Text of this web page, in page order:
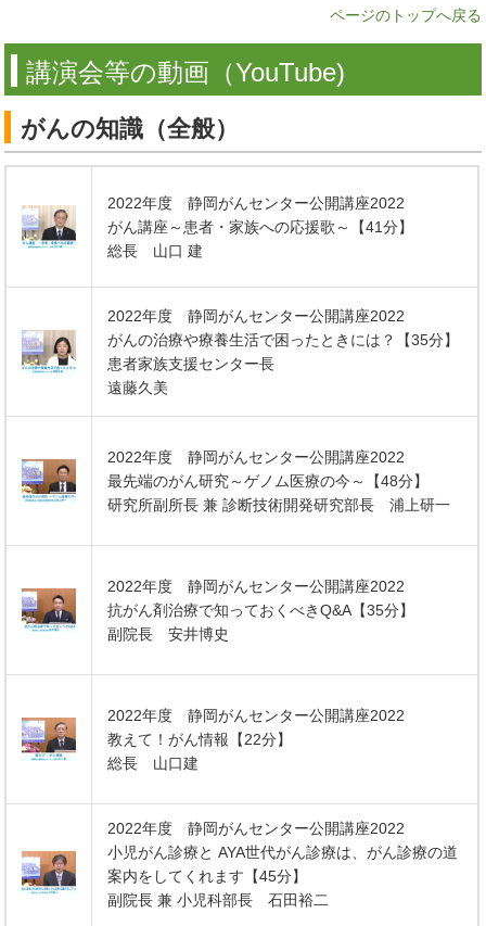
ページのトップへ戻る
講演会等の動画（YouTube)
がんの知識（全般）
2022年度 静岡がんセンター公開講座2022
がん講座～患者・家族への応援歌～【41分】
総長 山口 建
2022年度 静岡がんセンター公開講座2022
がんの治療や療養生活で困ったときには？【35分】
患者家族支援センター長
遠藤久美
2022年度 静岡がんセンター公開講座2022
最先端のがん研究～ゲノム医療の今～【48分】
研究所副所長 兼 診断技術開発研究部長 浦上研一
2022年度 静岡がんセンター公開講座2022
抗がん剤治療で知っておくべきQ&A【35分】
副院長 安井博史
2022年度 静岡がんセンター公開講座2022
教えて！がん情報【22分】
総長 山口建
2022年度 静岡がんセンター公開講座2022
小児がん診療と AYA世代がん診療は、がん診療の道
案内をしてくれます【45分】
副院長 兼 小児科部長 石田裕二